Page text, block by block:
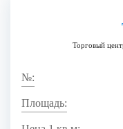
Торговый